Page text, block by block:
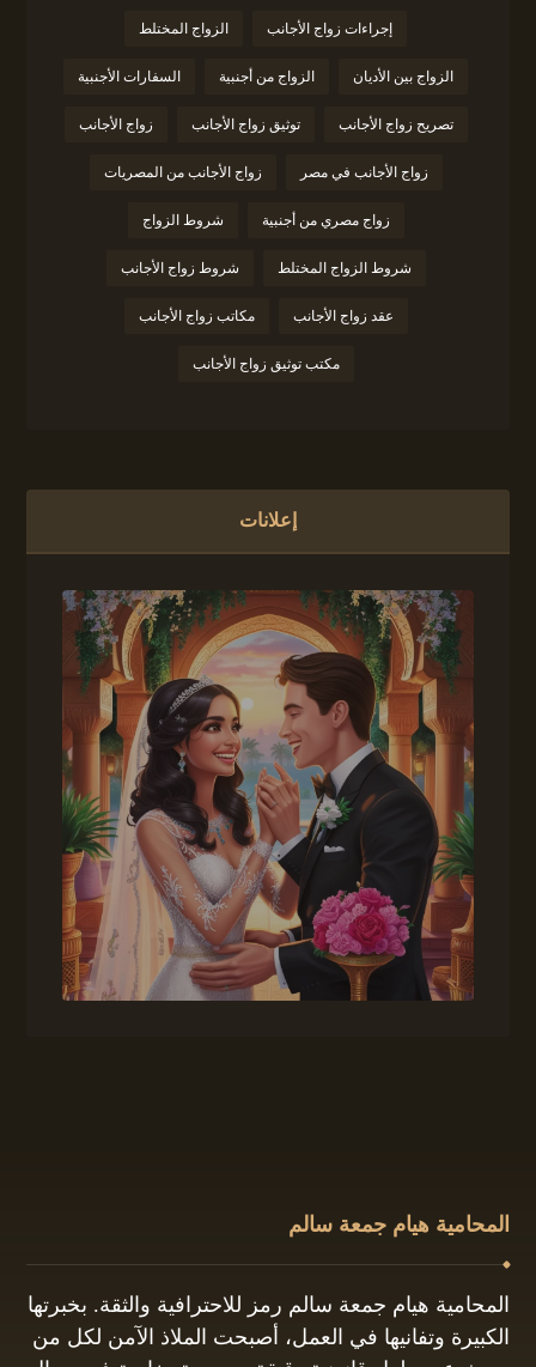
إجراءات زواج الأجانب الزواج المختلط
الزواج بين الأديان الزواج من أجنبية السفارات الأجنبية
تصريح زواج الأجانب توثيق زواج الأجانب زواج الأجانب
زواج الأجانب في مصر زواج الأجانب من المصريات
زواج مصري من أجنبية شروط الزواج
شروط الزواج المختلط شروط زواج الأجانب
عقد زواج الأجانب مكاتب زواج الأجانب
مكتب توثيق زواج الأجانب
إعلانات
المحامية هيام جمعة سالم
المحامية هيام جمعة سالم رمز للاحترافية والثقة. بخبرتها
الكبيرة وتفانيها في العمل، أصبحت الملاذ الآمن لكل من